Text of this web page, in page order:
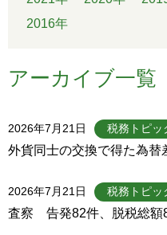
2016年
アーカイブ一覧
2026年7月21日 税務トピッ
外貨同士の交換で得た為替
2026年7月21日 税務トピッ
査察 告発82件、脱税総額